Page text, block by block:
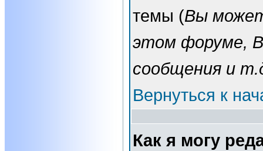
темы (Вы
этом форуме,
сообщения и
Вернуться к
Как я могу